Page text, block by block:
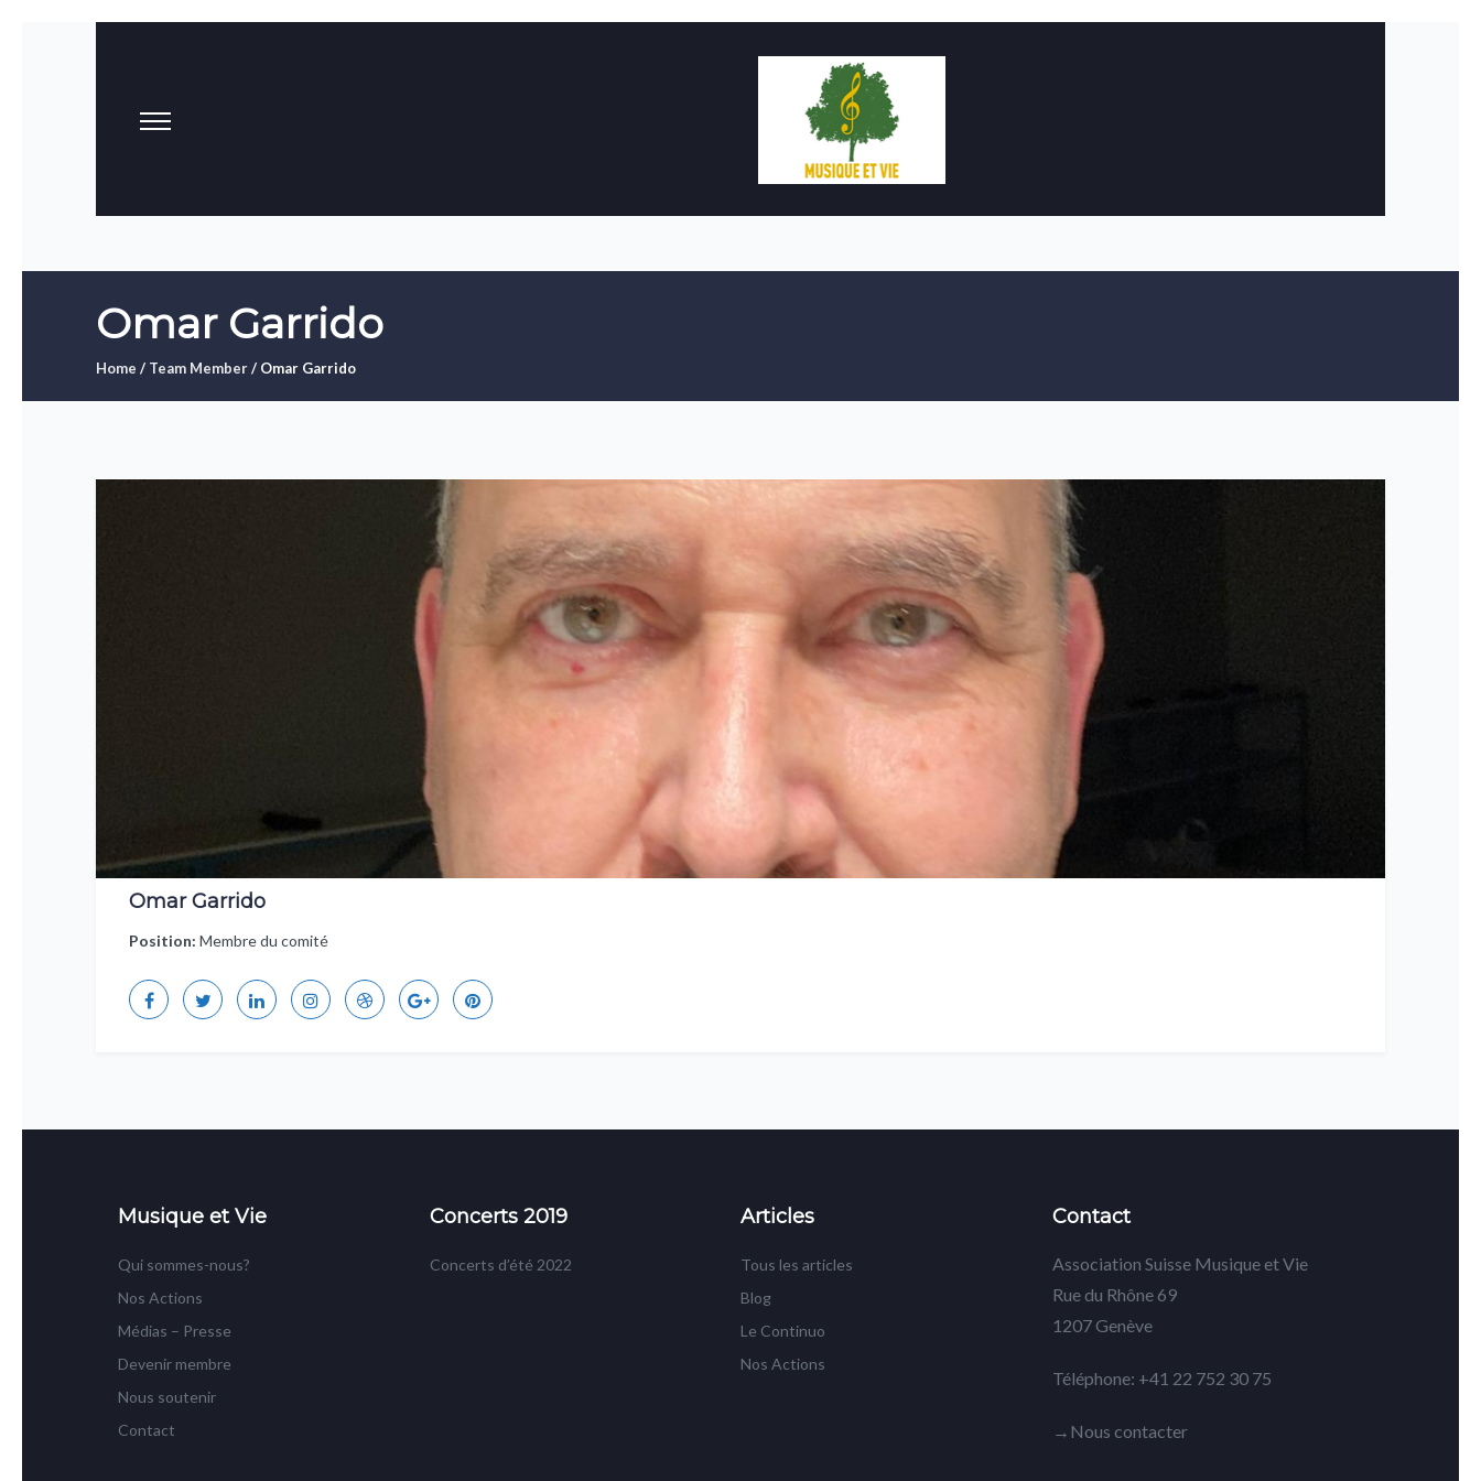
Omar Garrido
Home / Team Member/ Omar Garrido
Omar Garrido
Position: Membre du comité
Musique et Vie
Qui sommes-nous?
Nos Actions
Médias – Presse
Devenir membre
Nous soutenir
Contact
Concerts 2019
Concerts d’été 2022
Articles
Tous les articles
Blog
Le Continuo
Nos Actions
Contact
Association Suisse Musique et Vie
Rue du Rhône 69
1207 Genève
Téléphone: +41 22 752 30 75
→Nous contacter